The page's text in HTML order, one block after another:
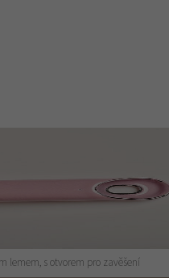
lemem, s otvorem pro zavěšení